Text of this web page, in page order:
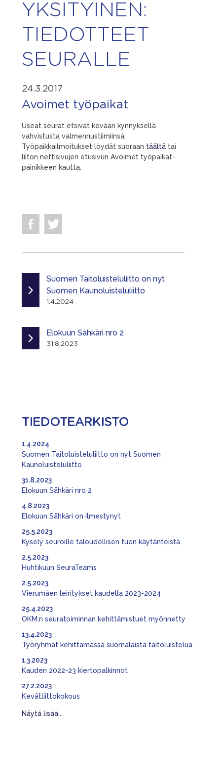
YKSITYINEN:
TIEDOTTEET
SEURALLE
24.3.2017
Avoimet työpaikat
Useat seurat etsivät kevään kynnyksellä
vahvistusta valmennustiimiinsä.
Työpaikkailmoitukset löydät suoraan täältä tai
liiton nettisivujen etusivun Avoimet työpaikat-
painikkeen kautta.
Suomen Taitoluisteluliitto on nyt
Suomen Kaunoluisteluliitto
1.4.2024
Elokuun Sähkäri nro 2
31.8.2023
TIEDOTEARKISTO
Suomen Taitoluisteluliitto on nyt Suomen
Kaunoluisteluliitto
1.4.2024
Elokuun Sähkäri nro 2
31.8.2023
Elokuun Sähkäri on ilmestynyt
4.8.2023
Kysely seuroille taloudellisen tuen käytänteistä
25.5.2023
Huhtikuun SeuraTeams
2.5.2023
Vierumäen leiritykset kaudella 2023-2024
2.5.2023
OKM:n seuratoiminnan kehittämistuet myönnetty
25.4.2023
Työryhmät kehittämässä suomalaista taitoluistelua
13.4.2023
Kauden 2022-23 kiertopalkinnot
1.3.2023
Kevätliittokokous
27.2.2023
Näytä lisää...